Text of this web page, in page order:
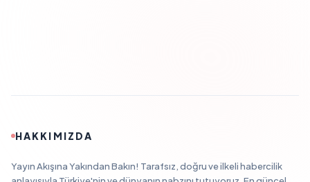
HAKKIMIZDA
Yayın Akışına Yakından Bakın! Tarafsız, doğru ve ilkeli habercilik